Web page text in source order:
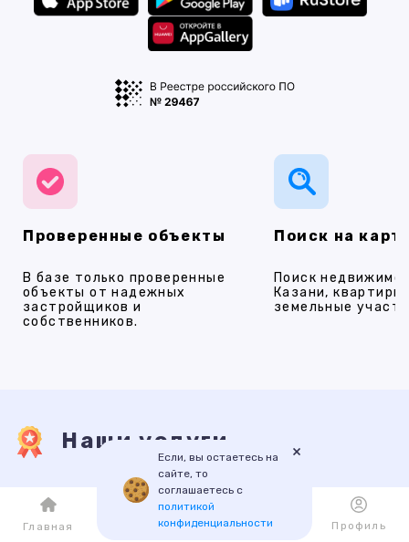
Проверенные объекты
В базе только проверенные
объекты от надежных
застройщиков и
собственников.
Поиск на
Поиск
Казани,
земельные
Наши услуги
ПРОДАЖА АРЕНДА НОВОСТРОЙКИ ИПОТЕКА
Если, вы остаетесь на
сайте, то
соглашаетесь с
политикой
конфиденциальности
×
Главная Каталог Избранное Профиль